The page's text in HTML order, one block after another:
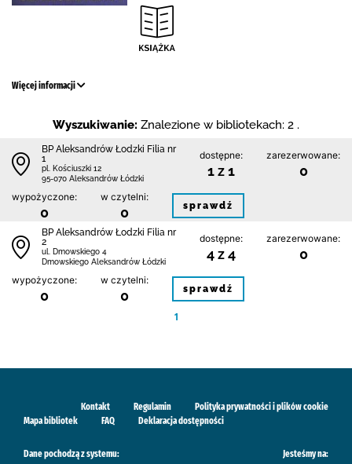
Więcej informacji
Wyszukiwanie: Znalezione w bibliotekach: 2 .
BP Aleksandrów Łodzki Filia nr
1
pl. Kościuszki 12
95-070 Aleksandrów Łódzki
dostępne:
1 z 1
zarezerwowane:
0
wypożyczone:
0
w czytelni:
0 sprawdź
BP Aleksandrów Łodzki Filia nr
2
ul. Dmowskiego 4
Dmowskiego Aleksandrów Łódzki
dostępne:
4 z 4
zarezerwowane:
0
wypożyczone:
0
w czytelni:
0 sprawdź
1
Kontakt Regulamin
Polityka prywatności i plików cookie
Mapa bibliotek
FAQ Deklaracja dostępności
Dane pochodzą z systemu: Jesteśmy na: